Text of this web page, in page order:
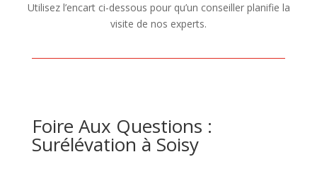
Utilisez l’encart ci-dessous pour qu’un conseiller planifie la
visite de nos experts.
Foire Aux Questions :
Surélévation à Soisy